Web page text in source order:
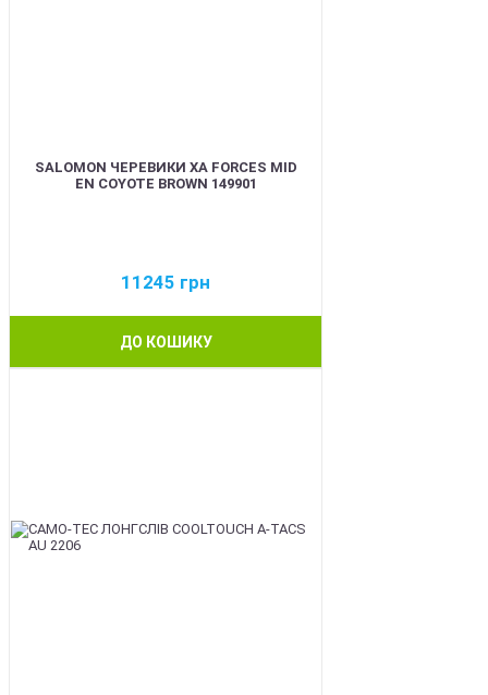
SALOMON ЧЕРЕВИКИ XA FORCES MID
EN COYOTE BROWN 149901
11245 грн
ДО КОШИКУ